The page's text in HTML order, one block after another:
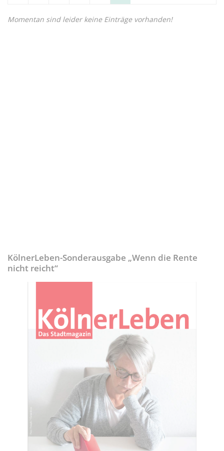
Momentan sind leider keine Einträge vorhanden!
KölnerLeben-Sonderausgabe „Wenn die Rente
nicht reicht“